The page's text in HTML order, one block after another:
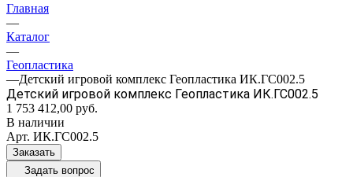
Главная
—
Каталог
—
Геопластика
—Детский игровой комплекс Геопластика ИК.ГС002.5
Детский игровой комплекс Геопластика ИК.ГС002.5
1 753 412,00 руб.
В наличии
Арт. ИК.ГС002.5
Заказать
Задать вопрос